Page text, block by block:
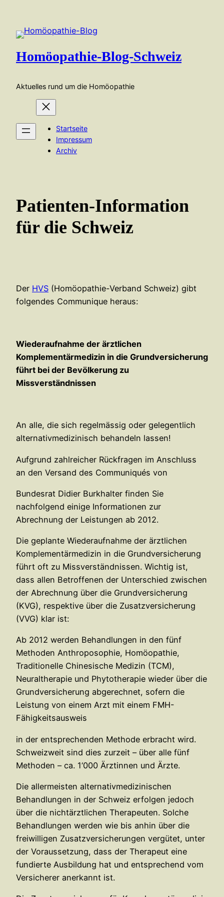
springen
Homöopathie-Blog-Schweiz
Aktuelles rund um die Homöopathie
Startseite
Impressum
Archiv
Patienten-Information
für die Schweiz
Der HVS (Homöopathie-Verband Schweiz) gibt
folgendes Communique heraus:
Wiederaufnahme der ärztlichen
Komplementärmedizin in die Grundversicherung
führt bei der Bevölkerung zu
Missverständnissen
An alle, die sich regelmässig oder gelegentlich
alternativmedizinisch behandeln lassen!
Aufgrund zahlreicher Rückfragen im Anschluss
an den Versand des Communiqués von
Bundesrat Didier Burkhalter finden Sie
nachfolgend einige Informationen zur
Abrechnung der Leistungen ab 2012.
Die geplante Wiederaufnahme der ärztlichen
Komplementärmedizin in die Grundversicherung
führt oft zu Missverständnissen. Wichtig ist,
dass allen Betroffenen der Unterschied zwischen
der Abrechnung über die Grundversicherung
(KVG), respektive über die Zusatzversicherung
(VVG) klar ist:
Ab 2012 werden Behandlungen in den fünf
Methoden Anthroposophie, Homöopathie,
Traditionelle Chinesische Medizin (TCM),
Neuraltherapie und Phytotherapie wieder über die
Grundversicherung abgerechnet, sofern die
Leistung von einem Arzt mit einem FMH-
Fähigkeitsausweis
in der entsprechenden Methode erbracht wird.
Schweizweit sind dies zurzeit – über alle fünf
Methoden – ca. 1‘000 Ärztinnen und Ärzte.
Die allermeisten alternativmedizinischen
Behandlungen in der Schweiz erfolgen jedoch
über die nichtärztlichen Therapeuten. Solche
Behandlungen werden wie bis anhin über die
freiwilligen Zusatzversicherungen vergütet, unter
der Voraussetzung, dass der Therapeut eine
fundierte Ausbildung hat und entsprechend vom
Versicherer anerkannt ist.